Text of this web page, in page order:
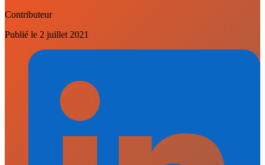
Contributeur
Publié le 2 juillet 2021